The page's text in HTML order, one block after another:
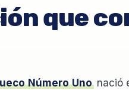
que
Número Uno nació